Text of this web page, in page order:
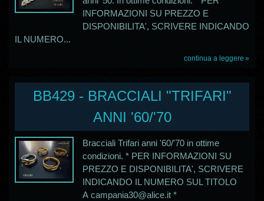
INFORMAZIONI SU PREZZO E
DISPONIBILITA', SCRIVERE INDICANDO
IL NUMERO...
continua a leggere
BB429 - BRACCIALI "TRIFARI"
ANNI '60/'70
Bracciali Trifari anni '60/'70 in ottime
condizioni. * PER INFORMAZIONI SU
PREZZO E DISPONIBILITA', SCRIVERE
INDICANDO IL NUMERO SUL TITOLO
A campania30@alice.it *